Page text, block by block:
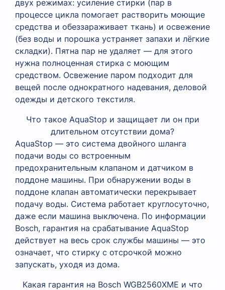
двух режимах: усиление стирки (пар в
процессе цикла помогает растворить моющие
средства и обеззараживает ткань) и освежение
(без воды и порошка устраняет запахи и лёгкие
складки). Пятна пар не удаляет — для этого
нужна полноценная стирка с моющим
средством. Освежение паром подходит для
вещей после однократного надевания, деловой
одежды и детского текстиля.
Что такое AquaStop и защищает ли он при
длительном отсутствии дома?
AquaStop — это система двойного шланга
подачи воды со встроенным
предохранительным клапаном и датчиком в
поддоне машины. При обнаружении воды в
поддоне клапан автоматически перекрывает
подачу воды. Система работает круглосуточно,
даже если машина выключена. По информации
Bosch, гарантия на срабатывание AquaStop
действует на весь срок службы машины — это
означает, что стирку с отсрочкой можно
запускать, уходя из дома.
Какая гарантия на Bosch WGB2560XME и что